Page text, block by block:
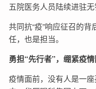
五院医务人员陆续进驻
共同抗“疫”响应征召的
任，也是担当。
勇担“先行者”，绷紧疫
疫情面前，没有人是一